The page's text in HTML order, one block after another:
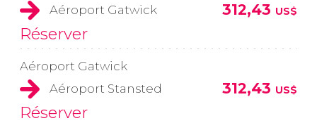
Aéroport Gatwick
312,43 US$
Réserver
Aéroport Gatwick
Aéroport Stansted
312,43 US$
Réserver